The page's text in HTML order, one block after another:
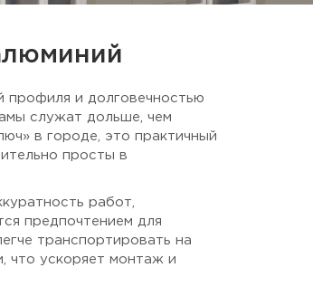
профиля и долговечностью
служат дольше, чем
в городе, это практичный
просты в
работ,
предпочтением для
транспортировать на
что ускоряет монтаж и